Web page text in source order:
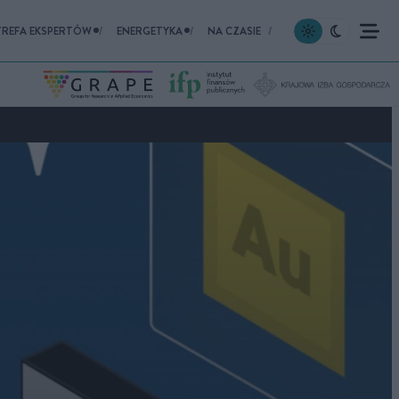
EKSPERTÓW ENERGETYKA NA CZASIE